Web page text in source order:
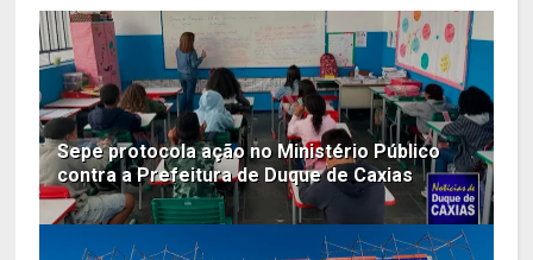
Sepe protocola ação no Ministério Público
contra a Prefeitura de Duque de Caxias